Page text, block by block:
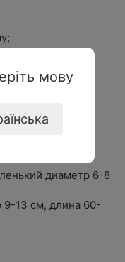
мову
диаметр 6-8
9-13 см, длина 60-